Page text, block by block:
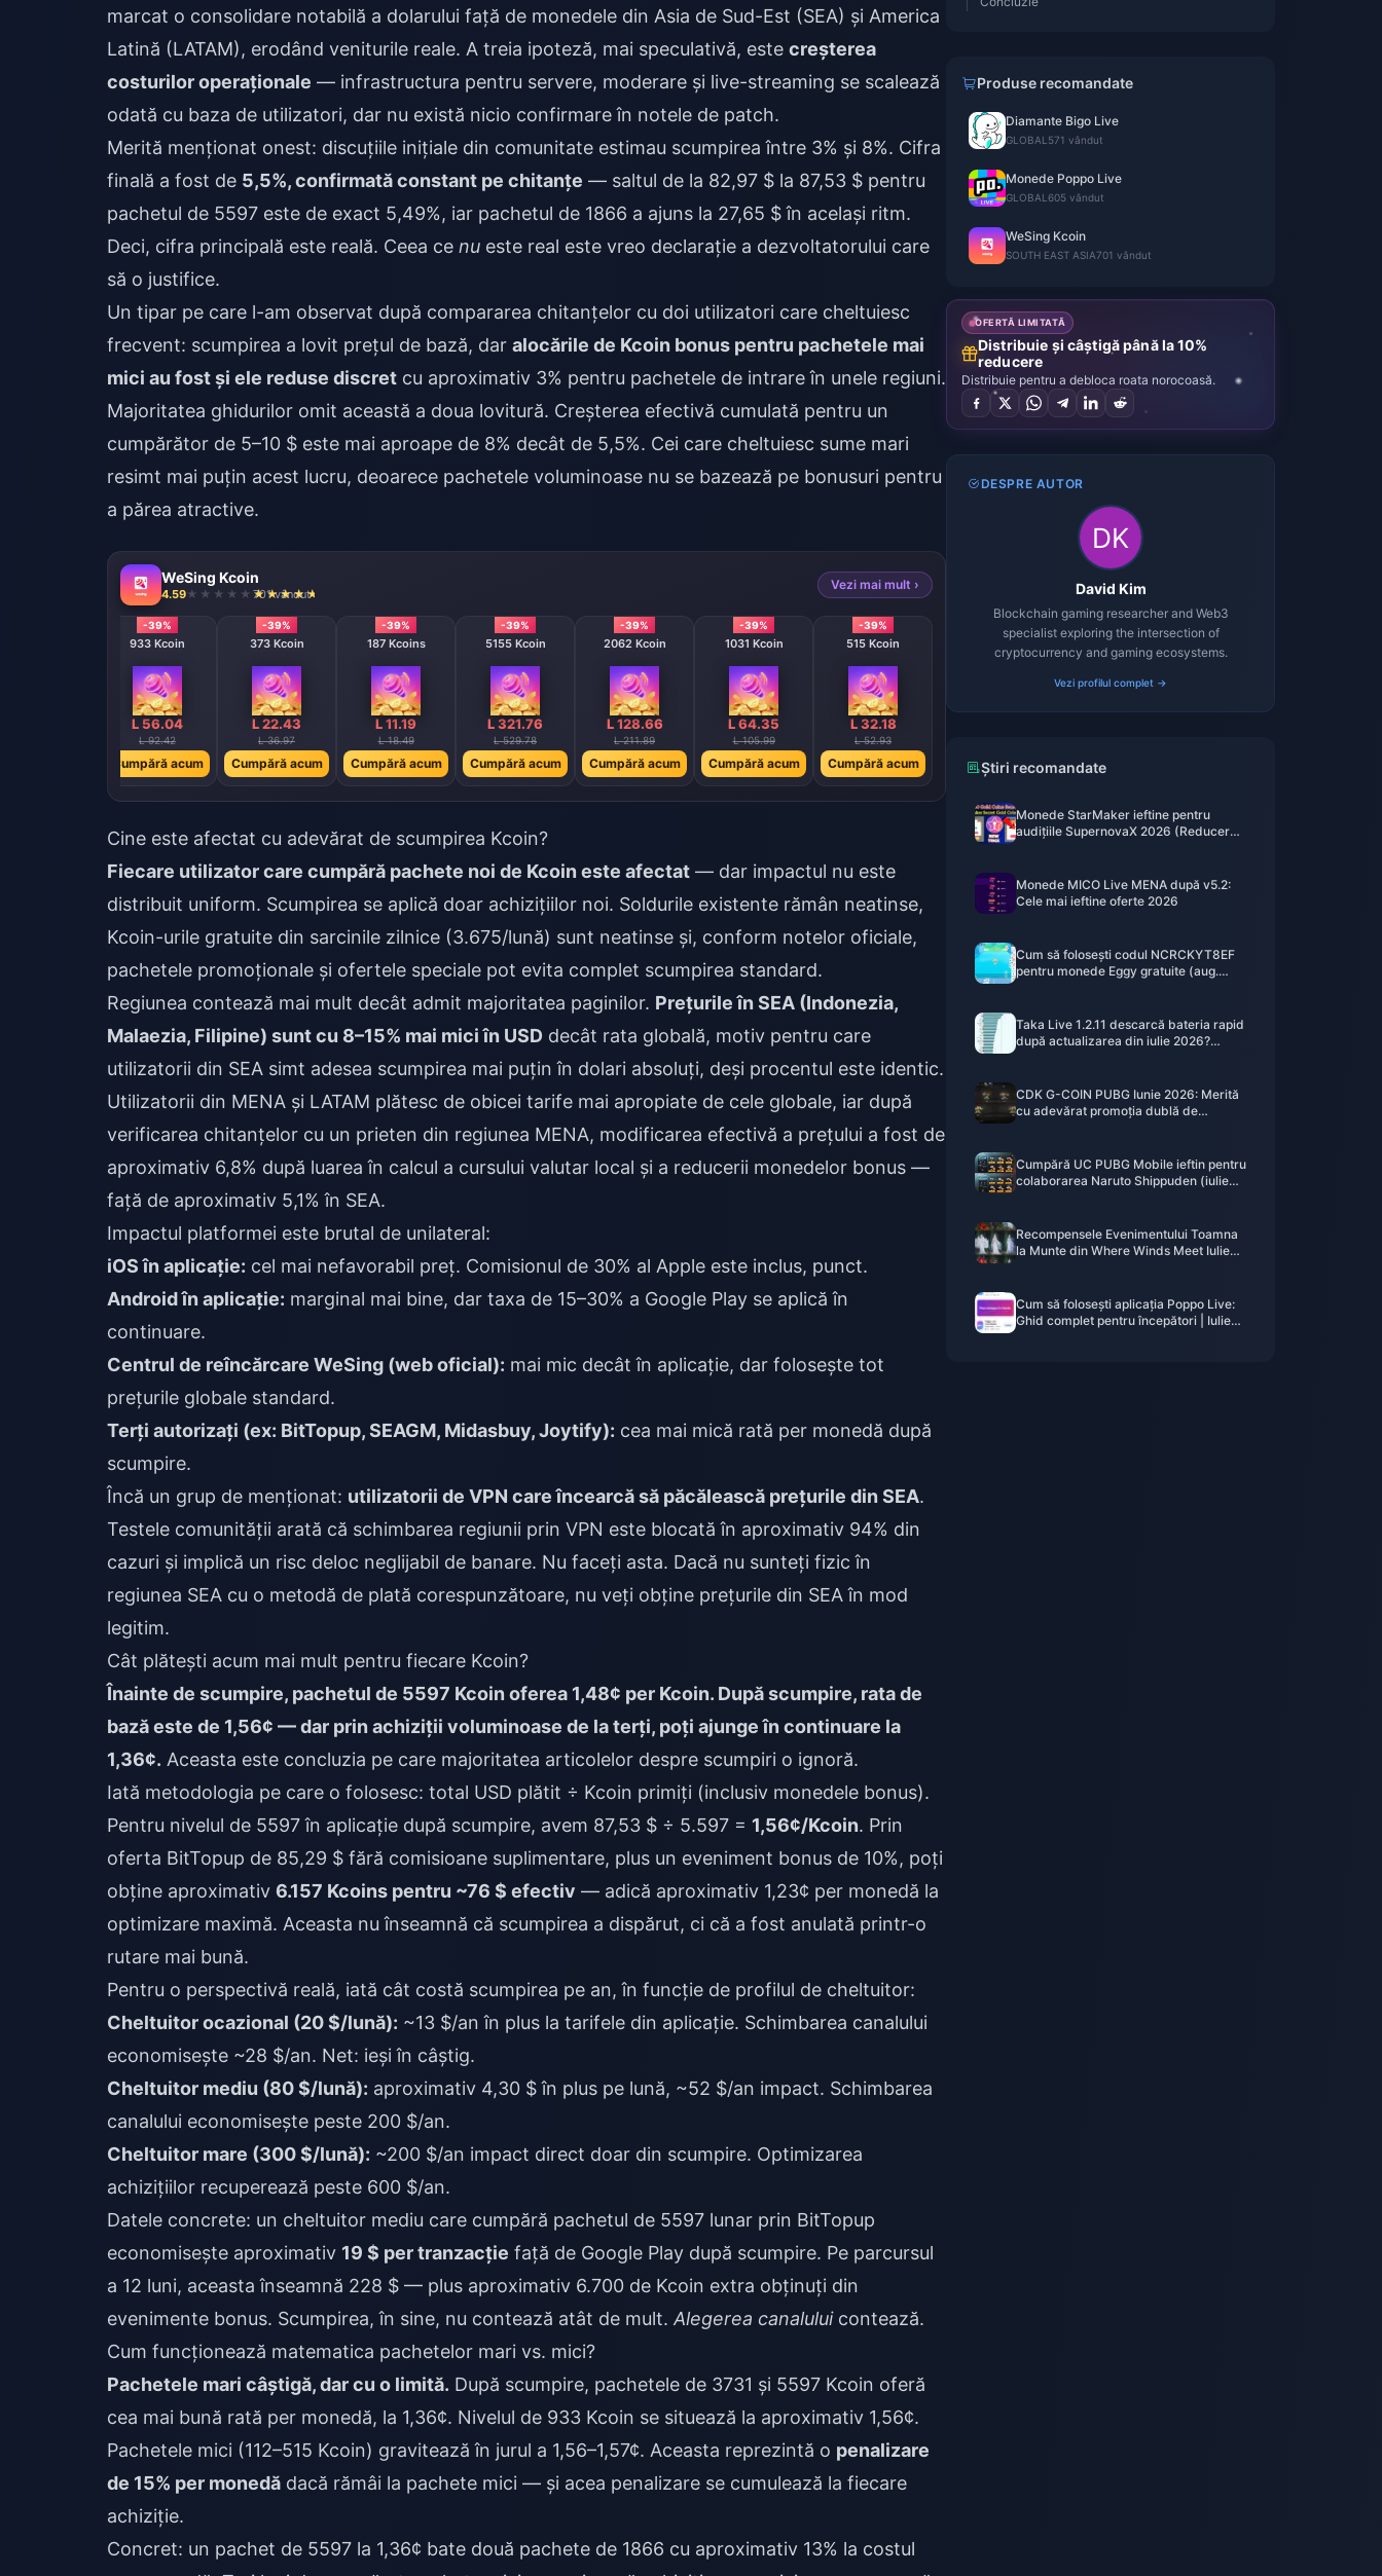
marcat o consolidare notabilă a dolarului față de monedele din Asia de Sud-Est (SEA) și America
Latină (LATAM), erodând veniturile reale. A treia ipoteză, mai speculativă, este creșterea
costurilor operaționale — infrastructura pentru servere, moderare și live-streaming se scalează
odată cu baza de utilizatori, dar nu există nicio confirmare în notele de patch.
Merită menționat onest: discuțiile inițiale din comunitate estimau scumpirea între 3% și 8%. Cifra
finală a fost de 5,5%, confirmată constant pe chitanțe — saltul de la 82,97 $ la 87,53 $ pentru
pachetul de 5597 este de exact 5,49%, iar pachetul de 1866 a ajuns la 27,65 $ în același ritm.
Deci, cifra principală este reală. Ceea ce nu este real este vreo declarație a dezvoltatorului care
să o justifice.
Un tipar pe care l-am observat după compararea chitanțelor cu doi utilizatori care cheltuiesc
frecvent: scumpirea a lovit prețul de bază, dar alocările de Kcoin bonus pentru pachetele mai
mici au fost și ele reduse discret cu aproximativ 3% pentru pachetele de intrare în unele regiuni.
Majoritatea ghidurilor omit această a doua lovitură. Creșterea efectivă cumulată pentru un
cumpărător de 5–10 $ este mai aproape de 8% decât de 5,5%. Cei care cheltuiesc sume mari
resimt mai puțin acest lucru, deoarece pachetele voluminoase nu se bazează pe bonusuri pentru
a părea atractive.
WeSing Kcoin
4.59 701 vândut
Vezi mai mult ›
-39%
933 Kcoin
L 56.04
L 92.42
Cumpără acum
-39%
373 Kcoin
L 22.43
L 36.97
Cumpără acum
-39%
187 Kcoins
L 11.19
L 18.49
Cumpără acum
-39%
5155 Kcoin
L 321.76
L 529.78
Cumpără acum
-39%
2062 Kcoin
L 128.66
L 211.89
Cumpără acum
-39%
1031 Kcoin
L 64.35
L 105.99
Cumpără acum
-39%
515 Kcoin
L 32.18
L 52.93
Cumpără acum
Cine este afectat cu adevărat de scumpirea Kcoin?
Fiecare utilizator care cumpără pachete noi de Kcoin este afectat — dar impactul nu este
distribuit uniform. Scumpirea se aplică doar achizițiilor noi. Soldurile existente rămân neatinse,
Kcoin-urile gratuite din sarcinile zilnice (3.675/lună) sunt neatinse și, conform notelor oficiale,
pachetele promoționale și ofertele speciale pot evita complet scumpirea standard.
Regiunea contează mai mult decât admit majoritatea paginilor. Prețurile în SEA (Indonezia,
Malaezia, Filipine) sunt cu 8–15% mai mici în USD decât rata globală, motiv pentru care
utilizatorii din SEA simt adesea scumpirea mai puțin în dolari absoluți, deși procentul este identic.
Utilizatorii din MENA și LATAM plătesc de obicei tarife mai apropiate de cele globale, iar după
verificarea chitanțelor cu un prieten din regiunea MENA, modificarea efectivă a prețului a fost de
aproximativ 6,8% după luarea în calcul a cursului valutar local și a reducerii monedelor bonus —
față de aproximativ 5,1% în SEA.
Impactul platformei este brutal de unilateral:
iOS în aplicație: cel mai nefavorabil preț. Comisionul de 30% al Apple este inclus, punct.
Android în aplicație: marginal mai bine, dar taxa de 15–30% a Google Play se aplică în
continuare.
Centrul de reîncărcare WeSing (web oficial): mai mic decât în aplicație, dar folosește tot
prețurile globale standard.
Terți autorizați (ex: BitTopup, SEAGM, Midasbuy, Joytify): cea mai mică rată per monedă după
scumpire.
Încă un grup de menționat: utilizatorii de VPN care încearcă să păcălească prețurile din SEA.
Testele comunității arată că schimbarea regiunii prin VPN este blocată în aproximativ 94% din
cazuri și implică un risc deloc neglijabil de banare. Nu faceți asta. Dacă nu sunteți fizic în
regiunea SEA cu o metodă de plată corespunzătoare, nu veți obține prețurile din SEA în mod
legitim.
Cât plătești acum mai mult pentru fiecare Kcoin?
Înainte de scumpire, pachetul de 5597 Kcoin oferea 1,48¢ per Kcoin. După scumpire, rata de
bază este de 1,56¢ — dar prin achiziții voluminoase de la terți, poți ajunge în continuare la
1,36¢. Aceasta este concluzia pe care majoritatea articolelor despre scumpiri o ignoră.
Iată metodologia pe care o folosesc: total USD plătit ÷ Kcoin primiți (inclusiv monedele bonus).
Pentru nivelul de 5597 în aplicație după scumpire, avem 87,53 $ ÷ 5.597 = 1,56¢/Kcoin. Prin
oferta BitTopup de 85,29 $ fără comisioane suplimentare, plus un eveniment bonus de 10%, poți
obține aproximativ 6.157 Kcoins pentru ~76 $ efectiv — adică aproximativ 1,23¢ per monedă la
optimizare maximă. Aceasta nu înseamnă că scumpirea a dispărut, ci că a fost anulată printr-o
rutare mai bună.
Pentru o perspectivă reală, iată cât costă scumpirea pe an, în funcție de profilul de cheltuitor:
Cheltuitor ocazional (20 $/lună): ~13 $/an în plus la tarifele din aplicație. Schimbarea canalului
economisește ~28 $/an. Net: ieși în câștig.
Cheltuitor mediu (80 $/lună): aproximativ 4,30 $ în plus pe lună, ~52 $/an impact. Schimbarea
canalului economisește peste 200 $/an.
Cheltuitor mare (300 $/lună): ~200 $/an impact direct doar din scumpire. Optimizarea
achizițiilor recuperează peste 600 $/an.
Datele concrete: un cheltuitor mediu care cumpără pachetul de 5597 lunar prin BitTopup
economisește aproximativ 19 $ per tranzacție față de Google Play după scumpire. Pe parcursul
a 12 luni, aceasta înseamnă 228 $ — plus aproximativ 6.700 de Kcoin extra obținuți din
evenimente bonus. Scumpirea, în sine, nu contează atât de mult. Alegerea canaluluicontează.
Cum funcționează matematica pachetelor mari vs. mici?
Pachetele mari câștigă, dar cu o limită. După scumpire, pachetele de 3731 și 5597 Kcoin oferă
cea mai bună rată per monedă, la 1,36¢. Nivelul de 933 Kcoin se situează la aproximativ 1,56¢.
Pachetele mici (112–515 Kcoin) gravitează în jurul a 1,56–1,57¢. Aceasta reprezintă o penalizare
de 15% per monedă dacă rămâi la pachete mici — și acea penalizare se cumulează la fiecare
achiziție.
Concret: un pachet de 5597 la 1,36¢ bate două pachete de 1866 cu aproximativ 13% la costul
Produse recomandate
Diamante Bigo Live
GLOBAL 571 vândut
Monede Poppo Live
GLOBAL 605 vândut
WeSing Kcoin
SOUTH EAST ASIA701 vândut
OFERTĂ LIMITATĂ
Distribuie și câștigă până la 10%
reducere
Distribuie pentru a debloca roata norocoasă.
DESPRE AUTOR
David Kim
Blockchain gaming researcher and Web3
specialist exploring the intersection of
cryptocurrency and gaming ecosystems.
Vezi profilul complet →
Știri recomandate
Monede StarMaker ieftine pentru
audițiile SupernovaX 2026 (Reducere
Monede MICO Live MENA după v5.2:
Cele mai ieftine oferte 2026
Cum să folosești codul NCRCKYT8EF
pentru monede Eggy gratuite (aug.
Taka Live 1.2.11 descarcă bateria rapid
după actualizarea din iulie 2026?
CDK G-COIN PUBG Iunie 2026: Merită
cu adevărat promoția dublă de
Cumpără UC PUBG Mobile ieftin pentru
colaborarea Naruto Shippuden (iulie
Recompensele Evenimentului Toamna
la Munte din Where Winds Meet Iulie
Cum să folosești aplicația Poppo Live:
Ghid complet pentru începători | Iulie